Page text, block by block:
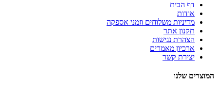
דף הבית
אודות
מדיניות משלוחים וזמני אספקה
תקנון אתר
הצהרת נגישות
ארכיון מאמרים
יצירת קשר
המוצרים שלנו